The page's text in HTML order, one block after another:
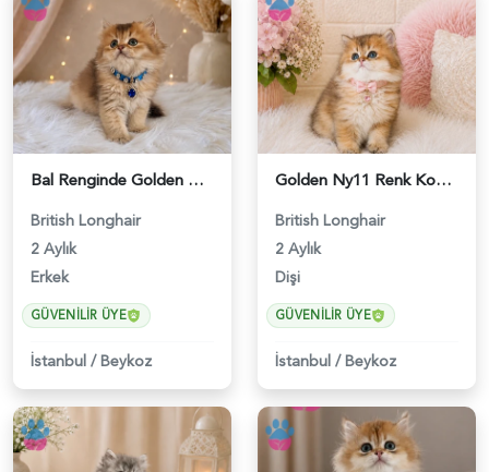
Bal Renginde Golden British Longhair Erkek Yavrumuz - 4543
British Longhair
2 Aylık
Erkek
GÜVENILIR ÜYE
İstanbul /Beykoz
Golden Ny11 Renk Koduna Sahip British Longhair Kızımız - 4544
British Longhair
2 Aylık
Dişi
GÜVENILIR ÜYE
İstanbul /Beykoz